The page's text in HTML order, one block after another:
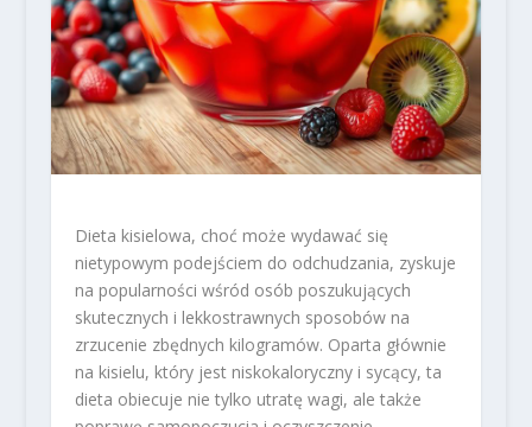
Dieta kisielowa, choć może wydawać się
nietypowym podejściem do odchudzania, zyskuje
na popularności wśród osób poszukujących
skutecznych i lekkostrawnych sposobów na
zrzucenie zbędnych kilogramów. Oparta głównie
na kisielu, który jest niskokaloryczny i sycący, ta
dieta obiecuje nie tylko utratę wagi, ale także